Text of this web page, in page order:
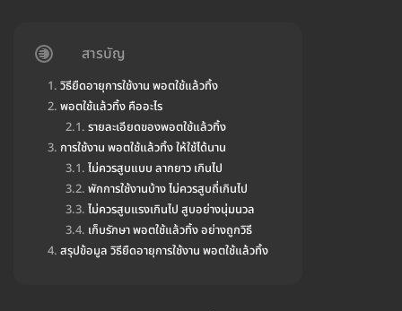
สารบัญ
วิธียืดอายุการใช้งาน พอตใช้แล้วทิ้ง
พอตใช้แล้วทิ้ง คืออะไร
รายละเอียดของพอตใช้แล้วทิ้ง
การใช้งาน พอตใช้แล้วทิ้ง ให้ใช้ได้นาน
ไม่ควรสูบแบบ ลากยาว เกินไป
พักการใช้งานบ้าง ไม่ควรสูบถี่เกินไป
ไม่ควรสูบแรงเกินไป สูบอย่างนุ่มนวล
เก็บรักษา พอตใช้แล้วทิ้ง อย่างถูกวิธี
สรุปข้อมูล วิธียืดอายุการใช้งาน พอตใช้แล้วทิ้ง